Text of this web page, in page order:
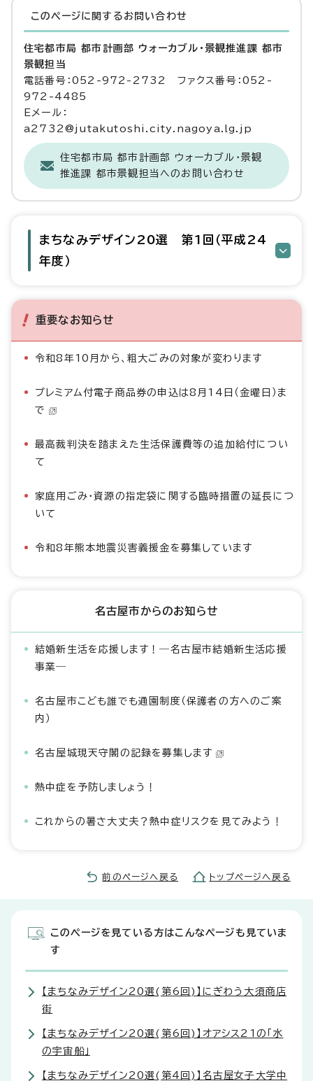
このページに関する お問い合わせ
住宅都市局 都市計画部 ウォーカブル・景観推進課 都市
景観担当
電話番号：052-972-2732 ファクス番号：052-
972-4485
Eメール：
a2732@jutakutoshi.city.nagoya.lg.jp
住宅都市局 都市計画部 ウォーカブル・景観
推進課 都市景観担当へのお問い合わせ
まちなみデザイン20選 第1回（平成24
年度）
重要なお知らせ
令和8年10月から、粗大ごみの対象が変わります
プレミアム付電子商品券の申込は8月14日（金曜日）ま
で
最高裁判決を踏まえた生活保護費等の追加給付につい
て
家庭用ごみ・資源の指定袋に関する臨時措置の延長につ
いて
令和8年熊本地震災害義援金を募集しています
名古屋市からのお知らせ
結婚新生活を応援します！―名古屋市結婚新生活応援
事業―
名古屋市こども誰でも通園制度（保護者の方へのご案
内）
名古屋城現天守閣の記録を募集します
熱中症を予防しましょう！
これからの暑さ大丈夫？熱中症リスクを見てみよう！
前のページへ戻る トップページへ戻る
このページを見ている方はこんなページも見ていま
す
【まちなみデザイン20選(第6回)】にぎわう大須商店
街
【まちなみデザイン20選(第6回)】オアシス21の「水
の宇宙船」
【まちなみデザイン20選(第4回)】名古屋女子大学中